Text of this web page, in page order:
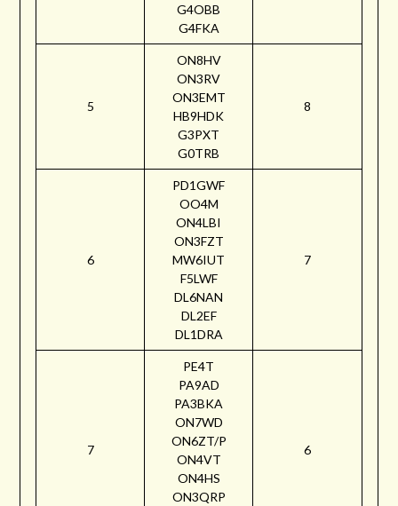
G4OBB
G4FKA
5
ON8HV
ON3RV
ON3EMT
HB9HDK
G3PXT
G0TRB
8
6
PD1GWF
OO4M
ON4LBI
ON3FZT
MW6IUT
F5LWF
DL6NAN
DL2EF
DL1DRA
7
7
PE4T
PA9AD
PA3BKA
ON7WD
ON6ZT/P
ON4VT
ON4HS
ON3QRP
6